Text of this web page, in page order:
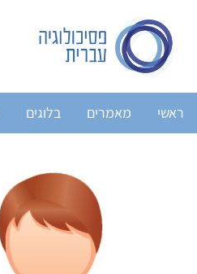
ראשי מאמרים בלוגים